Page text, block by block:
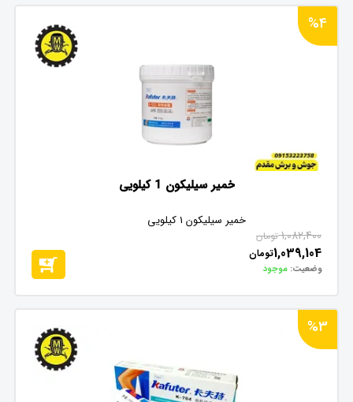
%4
خمیر سیلیکون 1 کیلویی
خمیر سیلیکون 1 کیلویی
1,082,400 تومان
1,039,104تومان
وضعیت: موجود
%3